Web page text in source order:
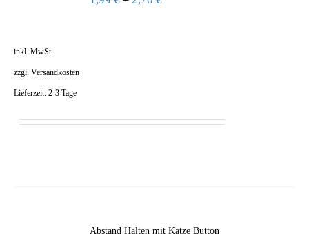
inkl. MwSt.
zzgl. Versandkosten
Lieferzeit: 2-3 Tage
Abstand Halten mit Katze Button